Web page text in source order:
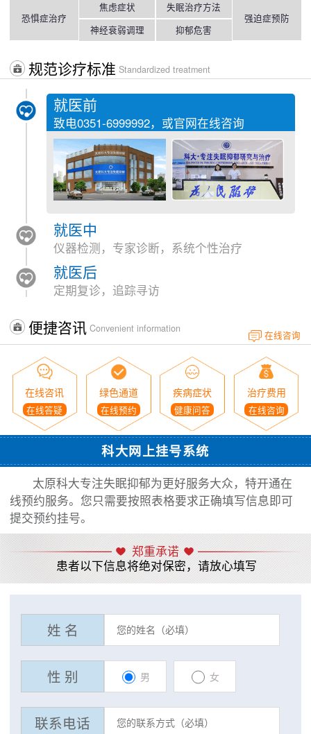
恐惧症治疗
焦虑症状
神经衰弱调理
失眠治疗方法
抑郁危害
强迫症预防
规范诊疗标准 Standardized treatment
就医前
致电0351-6999992，或官网在线咨询
就医中
仪器检测，专家诊断，系统个性治疗
就医后
定期复诊，追踪寻访
便捷咨讯 Convenient information
在线咨询
在线咨讯
在线答疑
绿色通道
在线预约
疾病症状
健康问答
治疗费用
在线咨询
科大网上挂号系统
太原科大专注失眠抑郁为更好服务大众，特开通在
线预约服务。您只需要按照表格要求正确填写信息即可
提交预约挂号。
郑重承诺
患者以下信息将绝对保密，请放心填写
姓 名
性 别 男 女
联系电话